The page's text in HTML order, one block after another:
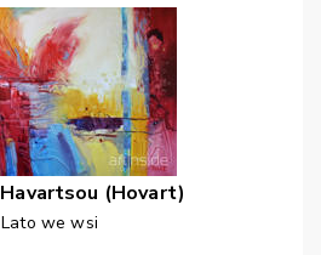
Havartsou (Hovart)
Lato we wsi